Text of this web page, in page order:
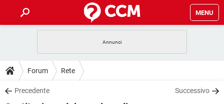
MENU
INTRATTENIMENTO
iOS
GUIDE
COVID-19
DOWNLOAD
Forum Rete
Precedente Successivo